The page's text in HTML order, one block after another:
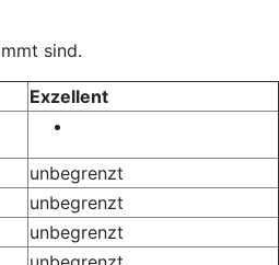
sind.
Exzellent
unbegrenzt
unbegrenzt
unbegrenzt